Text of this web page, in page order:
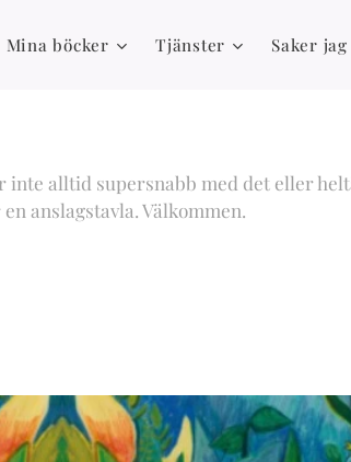
Mina böcker Tjänster Saker
alltid supersnabb med det eller
anslagstavla. Välkommen.